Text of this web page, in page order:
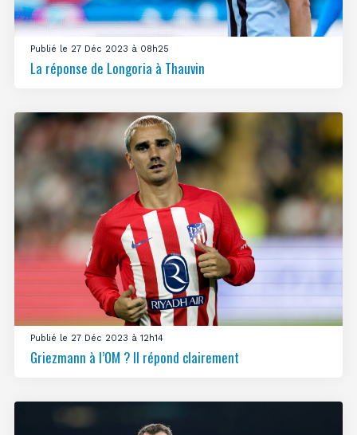
Publié le 27 Déc 2023 à 08h25
La réponse de Longoria à Thauvin
Publié le 27 Déc 2023 à 12h14
Griezmann à l’OM ? Il répond clairement